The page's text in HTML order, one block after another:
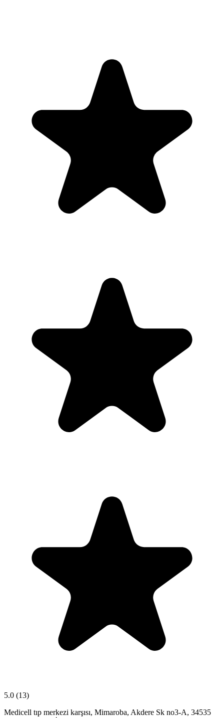
5.0 (13)
Medicell tıp merkezi karşısı, Mimaroba, Akdere Sk no3-A, 34535